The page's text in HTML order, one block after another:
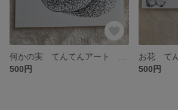
500円
500円